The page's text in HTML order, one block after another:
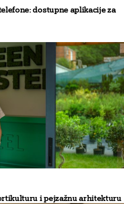
dostupne aplikacije za
i pejzažnu arhitekturu